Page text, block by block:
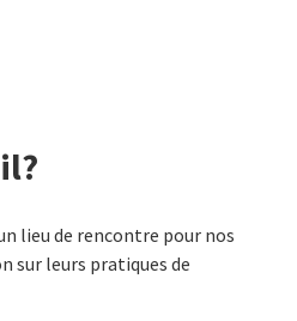
lieu de rencontre pour nos
sur leurs pratiques de